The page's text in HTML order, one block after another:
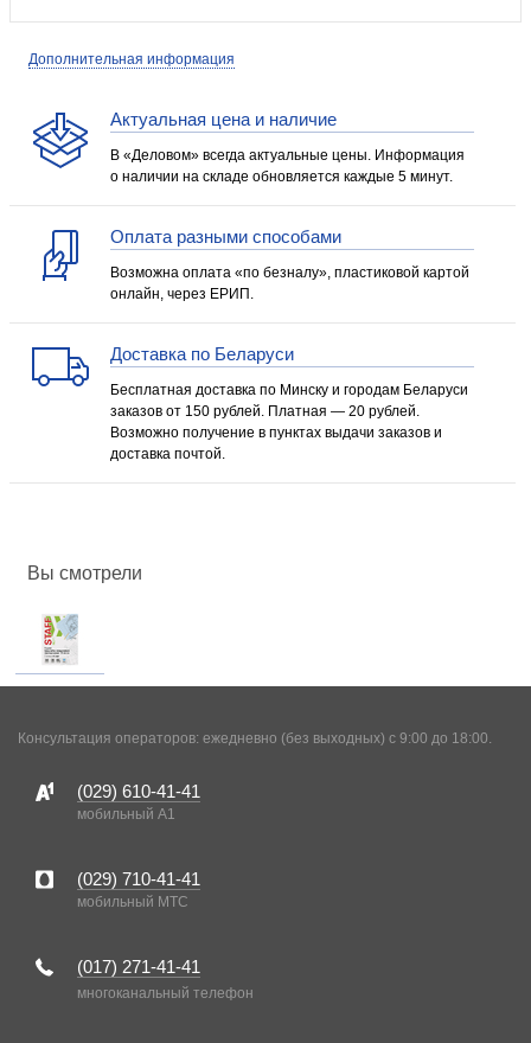
Дополнительная информация
Актуальная цена и наличие
В «Деловом» всегда актуальные цены. Информация
о наличии на складе обновляется каждые 5 минут.
Оплата разными способами
Возможна оплата «по безналу», пластиковой картой
онлайн, через ЕРИП.
Доставка по Беларуси
Бесплатная доставка по Минску и городам Беларуси
заказов от 150 рублей. Платная — 20 рублей.
Возможно получение в пунктах выдачи заказов и
доставка почтой.
Вы смотрели
Консультация операторов: ежедневно (без выходных) с 9:00 до 18:00.
(029) 610-41-41
мобильный A1
(029) 710-41-41
мобильный MTC
(017) 271-41-41
многоканальный телефон